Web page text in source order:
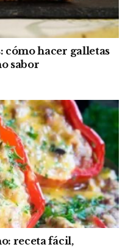
cómo hacer galletas
sabor
receta fácil,